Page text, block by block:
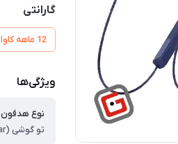
گارانتی
12 ماهه کاوان سرویس
ویژگی‌ها
نوع هدفون
تو گوشی (In-Ear)